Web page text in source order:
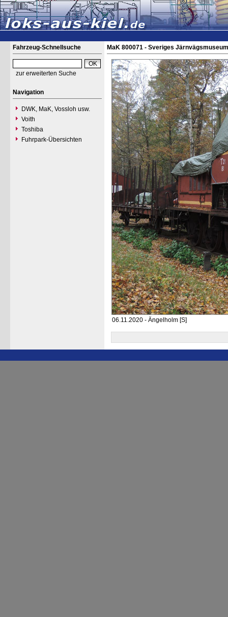
Fahrzeug-Schnellsuche
zur erweiterten Suche
Navigation
DWK, MaK, Vossloh usw.
Voith
Toshiba
Fuhrpark-Übersichten
MaK 800071 - Sveriges Järnvägsmuseum
06.11.2020 - Ängelholm [S]